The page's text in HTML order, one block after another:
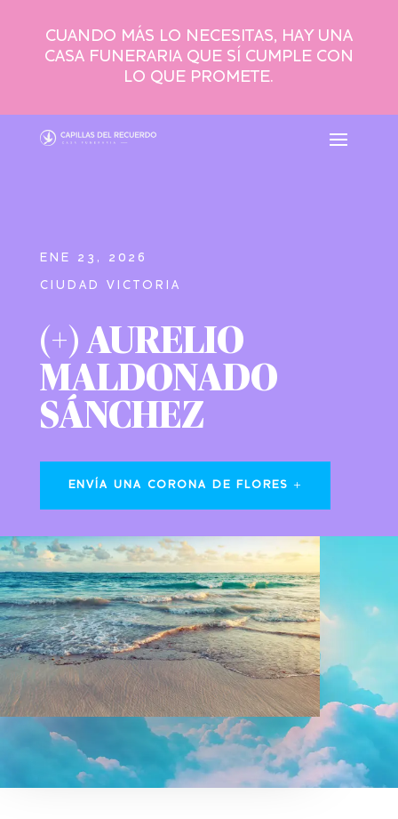
CUANDO MÁS LO NECESITAS, HAY UNA
CASA FUNERARIA QUE SÍ CUMPLE CON
LO QUE PROMETE.
ENE 23, 2026
CIUDAD VICTORIA
(+) AURELIO
MALDONADO
SÁNCHEZ
ENVÍA UNA CORONA DE FLORES